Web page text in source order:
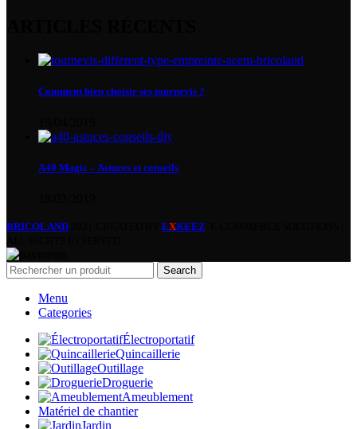
Comment bien choisir ses tournevis ?
A40 Magic – Astuces et conseils
BRICOLAND EXKEEZ
Search
Menu
Categories
Électroportatif
Quincaillerie
Outillage
Droguerie
Ameublement
Matériel de chantier
Jardin